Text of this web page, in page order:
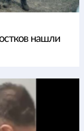
нашли